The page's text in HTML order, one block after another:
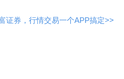
证券，行情交易一个APP搞定>>